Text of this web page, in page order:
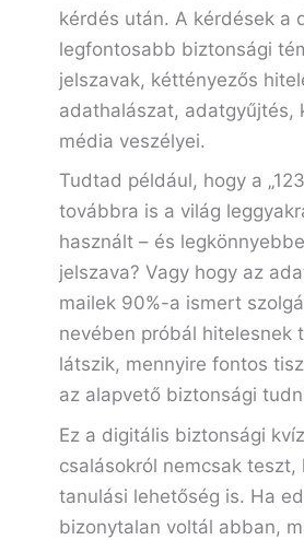
kérdés után. A kérdések a
legfontosabb biztonsági
jelszavak, kéttényezős
adathalászat, adatgyűjtés,
média veszélyei.
Tudtad például, hogy a
továbbra is a világ
használt – és
jelszava? Vagy hogy az
mailek 90%-a ismert
nevében próbál hitelesnek
látszik, mennyire fontos
az alapvető biztonsági
Ez a digitális biztonsági
csalásokról nemcsak teszt,
tanulási lehetőség is. Ha
bizonytalan voltál abban,